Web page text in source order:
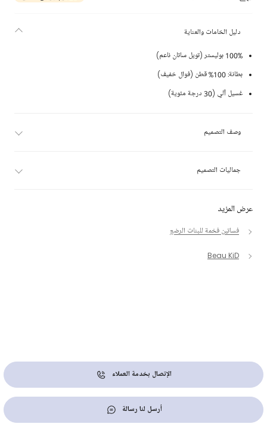
عرض المزيد
فساتين فخمة للبنات الرضع
Beau KiD
دليل الخامات والعناية
100% بوليستر (تويل ساتان ناعم)
بطانة: 100% قطن (فوال خفيف)
غسيل آلي (30 درجة مئوية)
وصف التصميم
جماليات التصميم
الإتصال بخدمة العملاء
أرسل لنا رسالة